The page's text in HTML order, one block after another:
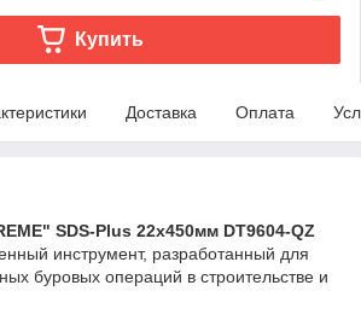
Купить
Доставка Оплата
SDS-Plus 22х450мм DT9604-QZ
инструмент, разработанный для
буровых операций в строительстве и